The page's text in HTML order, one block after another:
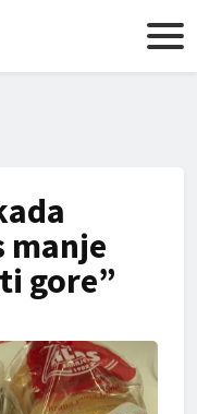
manje
gore”